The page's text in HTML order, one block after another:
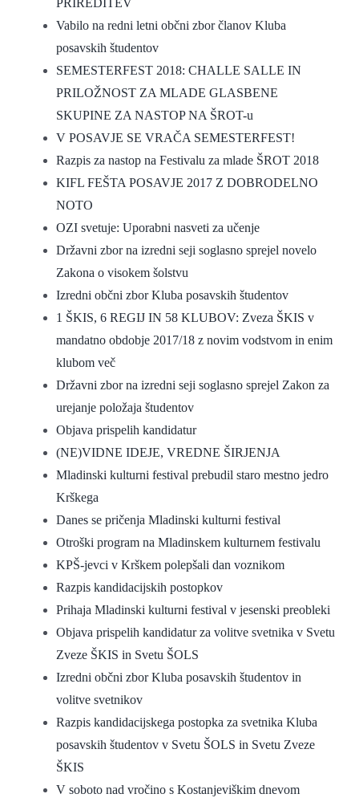
PRIREDITEV
Vabilo na redni letni občni zbor članov Kluba
posavskih študentov
SEMESTERFEST 2018: CHALLE SALLE IN
PRILOŽNOST ZA MLADE GLASBENE
SKUPINE ZA NASTOP NA ŠROT-u
V POSAVJE SE VRAČA SEMESTERFEST!
Razpis za nastop na Festivalu za mlade ŠROT 2018
KIFL FEŠTA POSAVJE 2017 Z DOBRODELNO
NOTO
OZI svetuje: Uporabni nasveti za učenje
Državni zbor na izredni seji soglasno sprejel novelo
Zakona o visokem šolstvu
Izredni občni zbor Kluba posavskih študentov
1 ŠKIS, 6 REGIJ IN 58 KLUBOV: Zveza ŠKIS v
mandatno obdobje 2017/18 z novim vodstvom in enim
klubom več
Državni zbor na izredni seji soglasno sprejel Zakon za
urejanje položaja študentov
Objava prispelih kandidatur
(NE)VIDNE IDEJE, VREDNE ŠIRJENJA
Mladinski kulturni festival prebudil staro mestno jedro
Krškega
Danes se pričenja Mladinski kulturni festival
Otroški program na Mladinskem kulturnem festivalu
KPŠ-jevci v Krškem polepšali dan voznikom
Razpis kandidacijskih postopkov
Prihaja Mladinski kulturni festival v jesenski preobleki
Objava prispelih kandidatur za volitve svetnika v Svetu
Zveze ŠKIS in Svetu ŠOLS
Izredni občni zbor Kluba posavskih študentov in
volitve svetnikov
Razpis kandidacijskega postopka za svetnika Kluba
posavskih študentov v Svetu ŠOLS in Svetu Zveze
ŠKIS
V soboto nad vročino s Kostanjeviškim dnevom